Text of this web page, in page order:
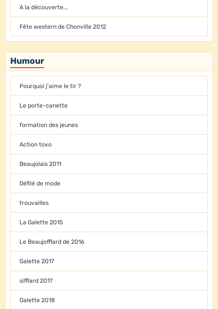
A la découverte...
Fête western de Chonville 2012
Humour
Pourquoi j'aime le tir ?
Le porte-canette
formation des jeunes
Action toxo
Beaujolais 2011
Défilé de mode
trouvailles
La Galette 2015
Le Beaujofflard de 2016
Galette 2017
sifflard 2017
Galette 2018